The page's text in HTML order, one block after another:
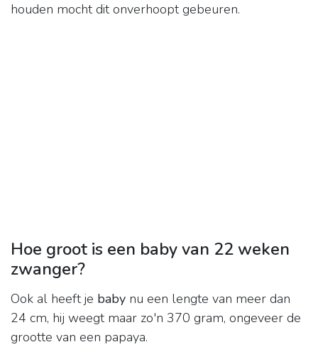
houden mocht dit onverhoopt gebeuren.
Hoe groot is een baby van 22 weken
zwanger?
Ook al heeft je baby nu een lengte van meer dan
24 cm, hij weegt maar zo'n 370 gram, ongeveer de
grootte van een papaya.